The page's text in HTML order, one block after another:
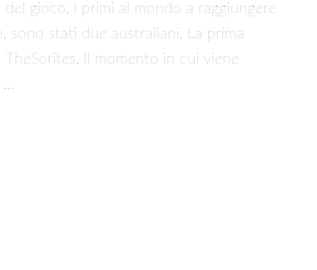
gioco. I primi al mondo a raggiungere
sono stati due australiani. La prima
Il momento in cui viene
…